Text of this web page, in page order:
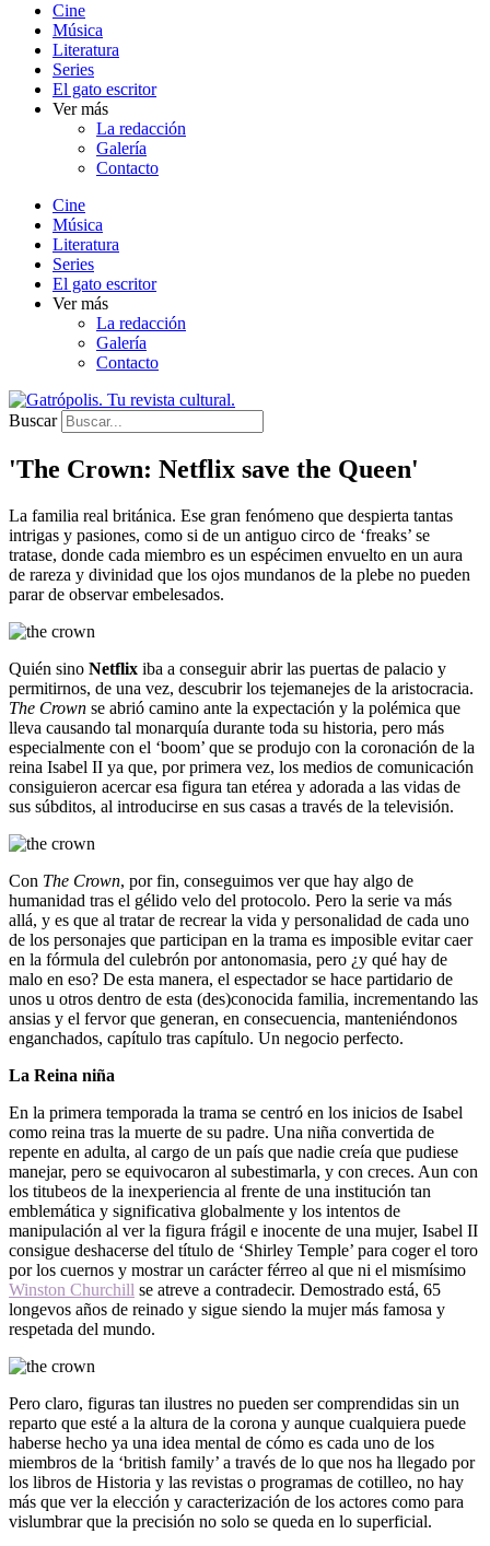
Cine
Música
Literatura
Series
El gato escritor
Ver más
La redacción
Galería
Contacto
Cine
Música
Literatura
Series
El gato escritor
Ver más
La redacción
Galería
Contacto
Buscar
'The Crown: Netflix save the Queen'
La familia real británica. Ese gran fenómeno que despierta tantas
intrigas y pasiones, como si de un antiguo circo de ‘freaks’ se
tratase, donde cada miembro es un espécimen envuelto en un aura
de rareza y divinidad que los ojos mundanos de la plebe no pueden
parar de observar embelesados.
Quién sino Netflix iba a conseguir abrir las puertas de palacio y
permitirnos, de una vez, descubrir los tejemanejes de la aristocracia.
The Crown se abrió camino ante la expectación y la polémica que
lleva causando tal monarquía durante toda su historia, pero más
especialmente con el ‘boom’ que se produjo con la coronación de la
reina Isabel II ya que, por primera vez, los medios de comunicación
consiguieron acercar esa figura tan etérea y adorada a las vidas de
sus súbditos, al introducirse en sus casas a través de la televisión.
Con The Crown, por fin, conseguimos ver que hay algo de
humanidad tras el gélido velo del protocolo. Pero la serie va más
allá, y es que al tratar de recrear la vida y personalidad de cada uno
de los personajes que participan en la trama es imposible evitar caer
en la fórmula del culebrón por antonomasia, pero ¿y qué hay de
malo en eso? De esta manera, el espectador se hace partidario de
unos u otros dentro de esta (des)conocida familia, incrementando las
ansias y el fervor que generan, en consecuencia, manteniéndonos
enganchados, capítulo tras capítulo. Un negocio perfecto.
La Reina niña
En la primera temporada la trama se centró en los inicios de Isabel
como reina tras la muerte de su padre. Una niña convertida de
repente en adulta, al cargo de un país que nadie creía que pudiese
manejar, pero se equivocaron al subestimarla, y con creces. Aun con
los titubeos de la inexperiencia al frente de una institución tan
emblemática y significativa globalmente y los intentos de
manipulación al ver la figura frágil e inocente de una mujer, Isabel II
consigue deshacerse del título de ‘Shirley Temple’ para coger el toro
por los cuernos y mostrar un carácter férreo al que ni el mismísimo
Winston Churchill se atreve a contradecir. Demostrado está, 65
longevos años de reinado y sigue siendo la mujer más famosa y
respetada del mundo.
Pero claro, figuras tan ilustres no pueden ser comprendidas sin un
reparto que esté a la altura de la corona y aunque cualquiera puede
haberse hecho ya una idea mental de cómo es cada uno de los
miembros de la ‘british family’ a través de lo que nos ha llegado por
los libros de Historia y las revistas o programas de cotilleo, no hay
más que ver la elección y caracterización de los actores como para
vislumbrar que la precisión no solo se queda en lo superficial.